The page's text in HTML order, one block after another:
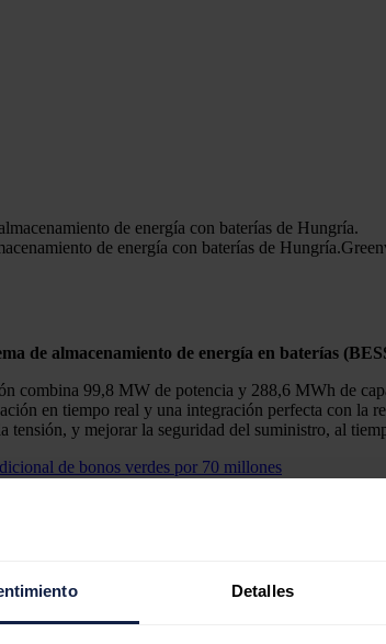
Detalles
de energía con baterías de Hungría.
de almacenamiento de energía en baterías
combina 99,8 MW de potencia y 288,6 MWh de
en tiempo real y una integración perfecta con
tensión, y mejorar la seguridad del suministro, al
bonos verdes por 70 millones
de proyectos ponderada por probabilidad de 12,8
se está produciendo en los mercados energéticos
penetración de las energías renovables y la